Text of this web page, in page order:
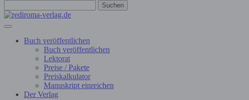
Suchen
Buch veröffentlichen
Buch veröffentlichen
Lektorat
Preise / Pakete
Preiskalkulator
Manuskript einreichen
Der Verlag